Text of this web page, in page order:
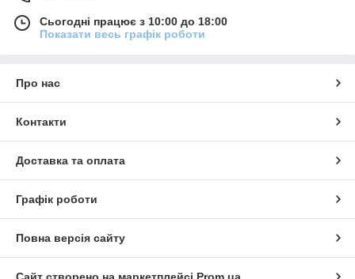
Сьогодні працює з 10:00 до 18:00
Показати весь графік роботи
Про нас
Контакти
Доставка та оплата
Графік роботи
Повна версія сайту